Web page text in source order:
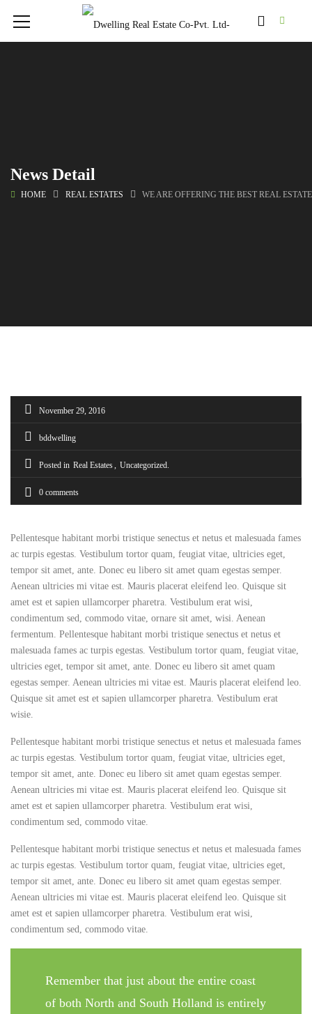
News Detail
HOME REAL ESTATES WE ARE OFFERING THE BEST REAL
November 29, 2016
bddwelling
Posted in Real Estates Uncategorized
0 comments
Pellentesque habitant morbi tristique senectus et netus et malesuada fames
ac turpis egestas. Vestibulum tortor quam, feugiat vitae, ultricies eget,
tempor sit amet, ante. Donec eu libero sit amet quam egestas semper.
Aenean ultricies mi vitae est. Mauris placerat eleifend leo. Quisque sit
amet est et sapien ullamcorper pharetra. Vestibulum erat wisi,
condimentum sed, commodo vitae, ornare sit amet, wisi. Aenean
fermentum. Pellentesque habitant morbi tristique senectus et netus et
malesuada fames ac turpis egestas. Vestibulum tortor quam, feugiat vitae,
ultricies eget, tempor sit amet, ante. Donec eu libero sit amet quam
egestas semper. Aenean ultricies mi vitae est. Mauris placerat eleifend leo.
Quisque sit amet est et sapien ullamcorper pharetra. Vestibulum erat
wisie.
Pellentesque habitant morbi tristique senectus et netus et malesuada fames
ac turpis egestas. Vestibulum tortor quam, feugiat vitae, ultricies eget,
tempor sit amet, ante. Donec eu libero sit amet quam egestas semper.
Aenean ultricies mi vitae est. Mauris placerat eleifend leo. Quisque sit
amet est et sapien ullamcorper pharetra. Vestibulum erat wisi,
condimentum sed, commodo vitae.
Pellentesque habitant morbi tristique senectus et netus et malesuada fames
ac turpis egestas. Vestibulum tortor quam, feugiat vitae, ultricies eget,
tempor sit amet, ante. Donec eu libero sit amet quam egestas semper.
Aenean ultricies mi vitae est. Mauris placerat eleifend leo. Quisque sit
amet est et sapien ullamcorper pharetra. Vestibulum erat wisi,
condimentum sed, commodo vitae.
Remember that just about the entire coast
of both North and South Holland is entirely